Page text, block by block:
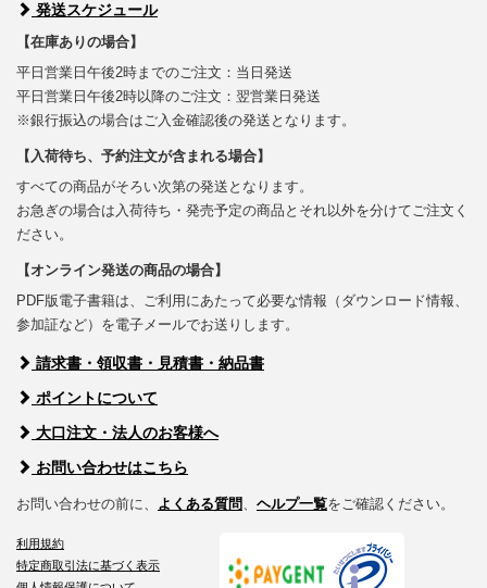
発送スケジュール
【在庫ありの場合】
平日営業日午後2時までのご注文：当日発送
平日営業日午後2時以降のご注文：翌営業日発送
※銀行振込の場合はご入金確認後の発送となります。
【入荷待ち、予約注文が含まれる場合】
すべての商品がそろい次第の発送となります。
お急ぎの場合は入荷待ち・発売予定の商品とそれ以外を分けてご注文く
ださい。
【オンライン発送の商品の場合】
PDF版電子書籍は、ご利用にあたって必要な情報（ダウンロード情報、
参加証など）を電子メールでお送りします。
請求書・領収書・見積書・納品書
ポイントについて
大口注文・法人のお客様へ
お問い合わせはこちら
お問い合わせの前に、 よくある質問、 ヘルプ一覧をご確認ください。
利用規約
特定商取引法に基づく表示